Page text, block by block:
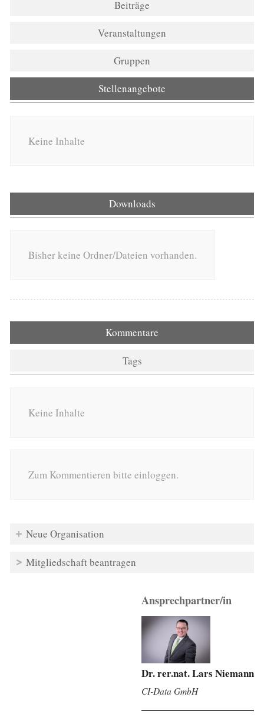
Beiträge
Veranstaltungen
Gruppen
Stellenangebote
Keine Inhalte
Downloads
Bisher keine Ordner/Dateien vorhanden.
Kommentare
Tags
Keine Inhalte
Zum Kommentieren bitte einloggen.
Neue Organisation
Mitgliedschaft beantragen
Ansprechpartner/in
Dr. rer.nat. Lars Niemann
CI-Data GmbH